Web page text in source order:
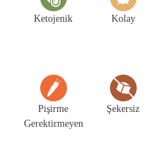
Ketojenik Kolay
Pişirme
Gerektirmeyen
Şekersiz